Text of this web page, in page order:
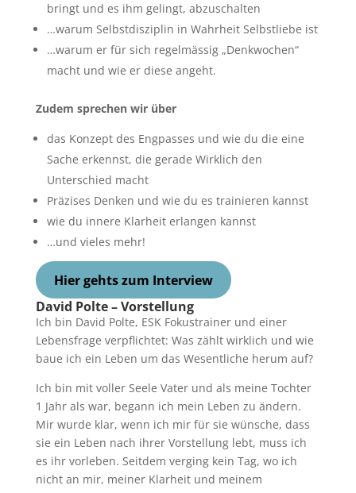
bringt und es ihm gelingt, abzuschalten
…warum Selbstdisziplin in Wahrheit Selbstliebe ist
…warum er für sich regelmässig „Denkwochen“
macht und wie er diese angeht.
Zudem sprechen wir über
das Konzept des Engpasses und wie du die eine
Sache erkennst, die gerade Wirklich den
Unterschied macht
Präzises Denken und wie du es trainieren kannst
wie du innere Klarheit erlangen kannst
…und vieles mehr!
Hier gehts zum Interview
David Polte – Vorstellung
Ich bin David Polte, ESK Fokustrainer und einer
Lebensfrage verpflichtet: Was zählt wirklich und wie
baue ich ein Leben um das Wesentliche herum auf?
Ich bin mit voller Seele Vater und als meine Tochter
1 Jahr als war, begann ich mein Leben zu ändern.
Mir wurde klar, wenn ich mir für sie wünsche, dass
sie ein Leben nach ihrer Vorstellung lebt, muss ich
es ihr vorleben. Seitdem verging kein Tag, wo ich
nicht an mir, meiner Klarheit und meinem